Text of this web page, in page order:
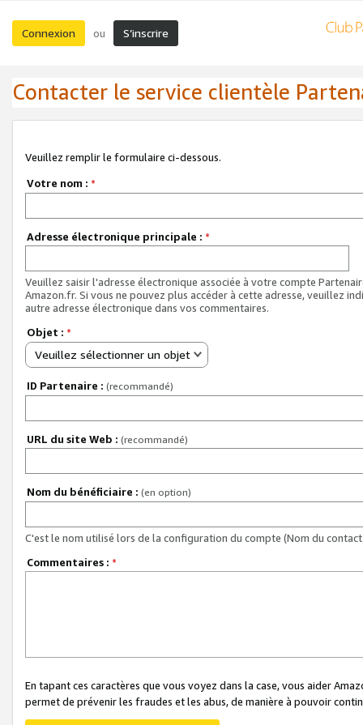
Connexion ou S’inscrire
Contacter le service clientèle
Veuillez remplir le formulaire ci-dessous.
Votre nom : *
Adresse électronique principale : *
Veuillez saisir l'adresse électronique associée à votre compte
Amazon.fr. Si vous ne pouvez plus accéder à cette adresse, veuillez
autre adresse électronique dans vos commentaires.
Objet : *
Veuillez sélectionner un objet
ID Partenaire : (recommandé)
URL du site Web : (recommandé)
Nom du bénéficiaire : (en option)
C'est le nom utilisé lors de la configuration du compte (Nom du
Commentaires : *
En tapant ces caractères que vous voyez dans la case, vous aider
permet de prévenir les fraudes et les abus, de manière à pouvoir